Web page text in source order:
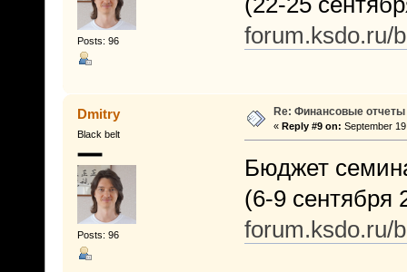
Posts: 96
forum.ksdo.ru/
Dmitry
Black belt
Posts: 96
Re: Финансовые отчеты
« Reply #9 on: September
Бюджет
(6-9 сентября
forum.ksdo.ru/